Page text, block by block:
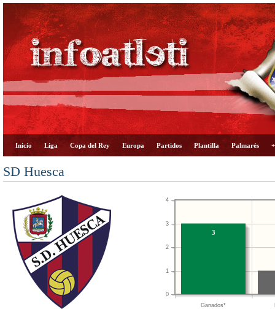
Inicio Liga Copa del Rey Europa Partidos Plantilla Palmarés
SD Huesca
Ganados*
0
1
2
3
4
3